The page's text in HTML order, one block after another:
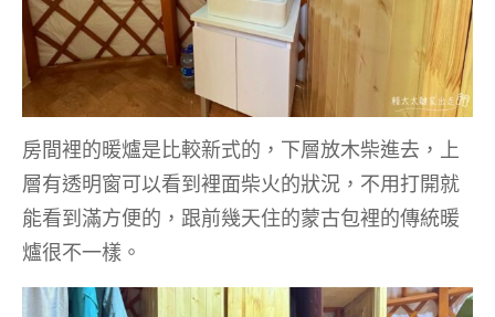
房間裡的暖爐是比較新式的，下層放木柴進去，上
層有透明窗可以看到裡面柴火的狀況，不用打開就
能看到滿方便的，跟前幾天住的蒙古包裡的傳統暖
爐很不一樣。